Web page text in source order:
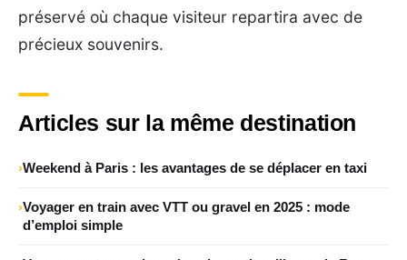
préservé où chaque visiteur repartira avec de
précieux souvenirs.
Articles sur la même destination
Weekend à Paris : les avantages de se déplacer en taxi
Voyager en train avec VTT ou gravel en 2025 : mode
d’emploi simple